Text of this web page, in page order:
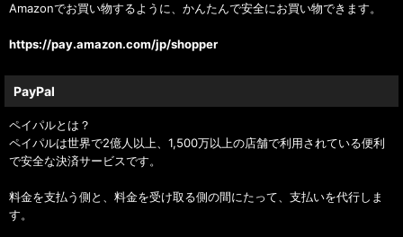
Amazonでお買い物するように、かんたんで安全にお買い物できます。
https://pay.amazon.com/jp/shopper
PayPal
ペイパルとは？
ペイパルは世界で2億人以上、1,500万以上の店舗で利用されている便利
で安全な決済サービスです。
料金を支払う側と、料金を受け取る側の間にたって、支払いを代行しま
す。